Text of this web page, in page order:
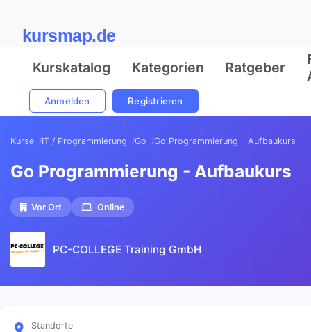
kursmap.de
Kurskatalog Kategorien Ratgeber
Anmelden Registrieren
Kurse IT / Programmierung Go Go Programmierung - Aufbaukurs
Go Programmierung - Aufbaukurs
Vor Ort Online
PC-COLLEGE Training GmbH
Standorte